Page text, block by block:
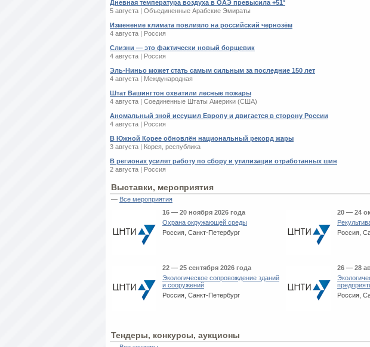
Дневная температура воздуха в ОАЭ превысила +51°
5 августа | Объединенные Арабские Эмираты
Изменение климата повлияло на российский чернозём
4 августа | Россия
Слизни — это фактически новый борщевик
4 августа | Россия
Эль-Ниньо может стать самым сильным за последние 150 лет
4 августа | Международная
Штат Вашингтон охватили лесные пожары
4 августа | Соединенные Штаты Америки (США)
Аномальный зной иссушил Европу и двигается в сторону России
4 августа | Россия
В Южной Корее обновлён национальный рекорд жары
3 августа | Корея, республика
В регионах усилят работу по сбору и утилизации отработанных шин
2 августа | Россия
Выставки, мероприятия
— Все мероприятия
16 — 20 ноября 2026 года
Охрана окружающей среды
Россия, Санкт-Петербург
20 — 24
Россия,
22 — 25 сентября 2026 года
Экологическое сопровождение зданий
и сооружений
Россия, Санкт-Петербург
26 — 28
Россия,
Тендеры, конкурсы, аукционы